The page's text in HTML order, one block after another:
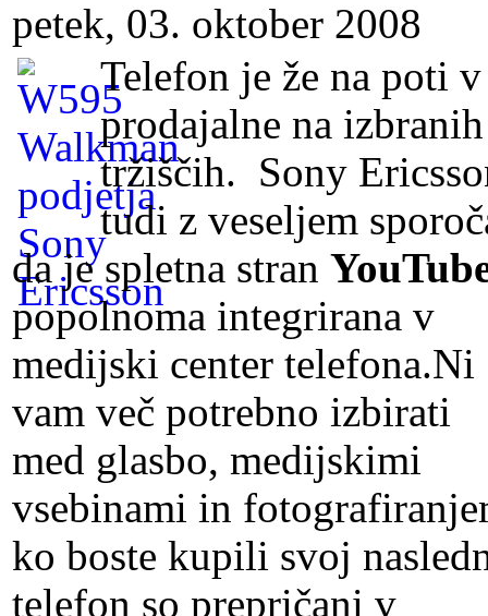
petek, 03. oktober 2008
Telefon je že na poti v
prodajalne na izbranih
tržiščih. Sony
tudi z veseljem
da je spletna stran
popolnoma integrirana v
medijski center telefona.Ni
vam več potrebno izbirati
med glasbo, medijskimi
vsebinami in
ko boste kupili svoj
telefon so prepričani v